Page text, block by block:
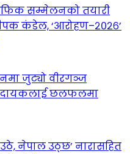
सम्मेलनको तयारी
कंडेल, ‘आरोहण–२०२६’
जुट्यो वीरगञ्ज
छलफलमा
उठे, नेपाल उठ्छ’ नारासहित